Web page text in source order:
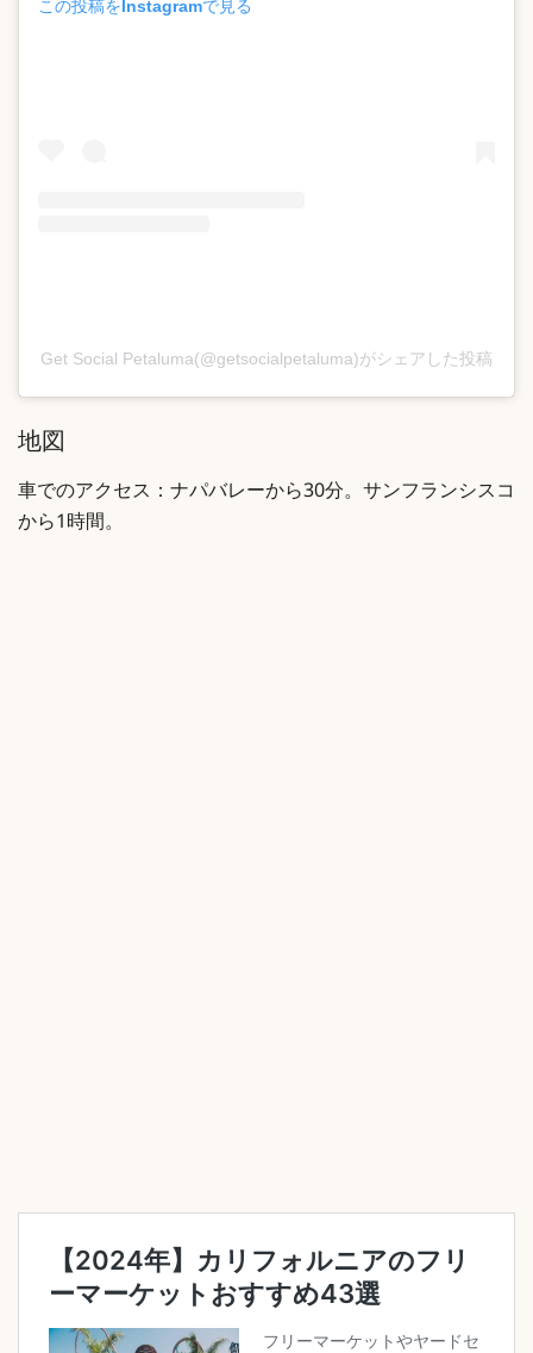
この投稿をInstagramで見る
Get Social Petaluma(@getsocialpetaluma)がシェアした投稿
地図
車でのアクセス：ナパバレーから30分。サンフランシスコ
から1時間。